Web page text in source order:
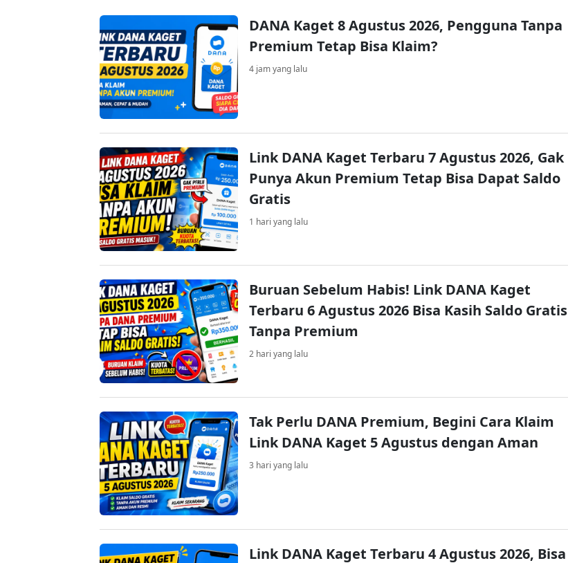
DANA Kaget 8 Agustus 2026, Pengguna Tanpa
Premium Tetap Bisa Klaim?
4 jam yang lalu
Link DANA Kaget Terbaru 7 Agustus 2026, Gak
Punya Akun Premium Tetap Bisa Dapat Saldo
Gratis
1 hari yang lalu
Buruan Sebelum Habis! Link DANA Kaget
Terbaru 6 Agustus 2026 Bisa Kasih Saldo Gratis
Tanpa Premium
2 hari yang lalu
Tak Perlu DANA Premium, Begini Cara Klaim
Link DANA Kaget 5 Agustus dengan Aman
3 hari yang lalu
Link DANA Kaget Terbaru 4 Agustus 2026, Bisa